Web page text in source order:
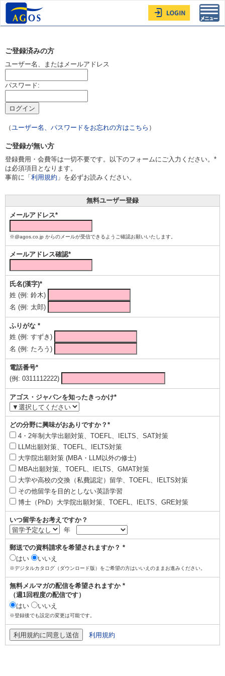
ご登録済みの方
ユーザー名、またはメールアドレス
パスワード:
（ユーザー名、パスワードをお忘れの方はこちら ）
ご登録が無い方
登録費用・会費等は一切不要です。以下のフォームにご入力ください。*
は必須項目となります。
事前に「 利用規約 」を必ずお読みください。
無料ユーザー登録
メールアドレス*
※@agos.co.jp からのメールが受信できるようご確認お願いいたします。
メールアドレス確認*
氏名(漢字)*
姓 (例: 鈴木)
名 (例: 太郎)
ふりがな *
姓 (例: すずき)
名 (例: たろう)
電話番号*
(例: 0311112222)
アゴス・ジャパンを知ったきっかけ*
どの分野に興味がおありですか？*
4・2年制大学出願対策、TOEFL、IELTS、SAT対策
LLM出願対策、TOEFL、IELTS対策
大学院出願対策 (MBA・LLM以外の修士)
MBA出願対策、TOEFL、IELTS、GMAT対策
大学や高校の交換（私費認定）留学、TOEFL、IELTS対策
その他留学を目的としない英語学習
博士（PhD）大学院出願対策、TOEFL、IELTS、GRE対策
いつ留学をお考えですか？
年
郵送での資料請求を希望されますか？ *
はい
いいえ
※デジタルカタログ（ダウンロード版）をご希望の方はいいえのままお進みください。
無料メルマガの配信を希望されますか *
（週1回程度の配信です）
はい
いいえ
※登録後でも設定の変更は可能です。
利用規約